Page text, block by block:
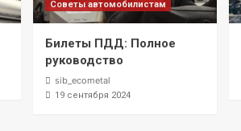
Советы автомобилистам
Билеты ПДД: Полное
руководство
sib_ecometal
19 сентября 2024